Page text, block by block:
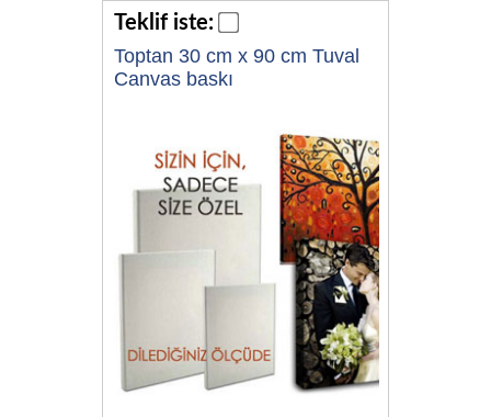
Teklif iste:
Toptan 30 cm x 90 cm Tuval
Canvas baskı